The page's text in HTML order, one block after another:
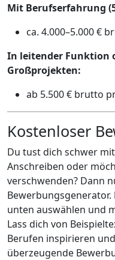
Mit Berufserfahrung
ca. 4.000–5.000 €
In leitender Funktion
Großprojekten:
ab 5.500 € brutto
Kostenloser
Du tust dich schwer
Anschreiben oder
verschwenden? Dann
unten auswählen und
Lass dich von
Berufen inspirieren
überzeugende